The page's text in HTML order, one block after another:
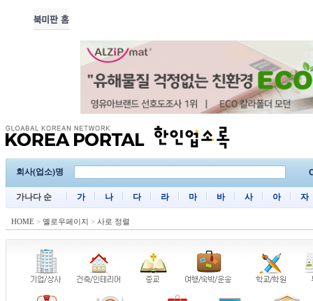
회사(업소)명
가나다 순 가 나 다 라 마 바 사 아 자
HOME > 옐로우페이지 > 사로 정렬